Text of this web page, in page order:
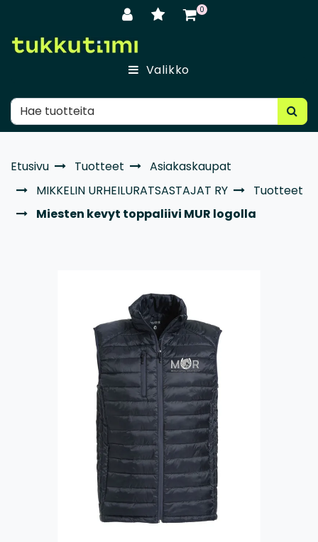
0
Valikko
Etusivu Tuotteet
Asiakaskaupat
MIKKELIN URHEILURATSASTAJAT RY
Tuotteet
Miesten kevyt toppaliivi MUR logolla